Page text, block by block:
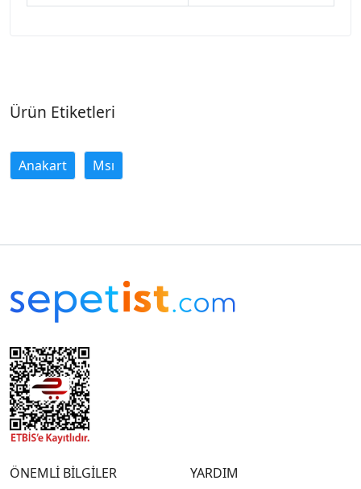
Ürün Etiketleri
Anakart Msı
ÖNEMLİ BİLGİLER YARDIM